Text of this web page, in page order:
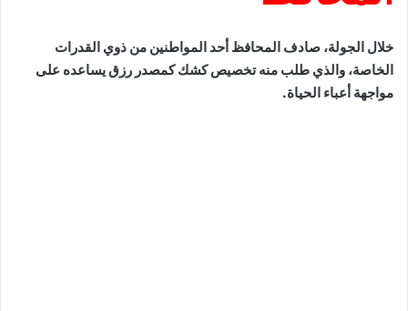
خلال الجولة، صادف المحافظ أحد المواطنين من ذوي القدرات
الخاصة، والذي طلب منه تخصيص كشك كمصدر رزق يساعده على
مواجهة أعباء الحياة.